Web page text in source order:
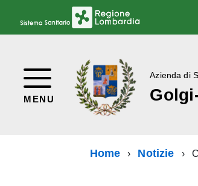
MENU
Azienda di
Home Notizie